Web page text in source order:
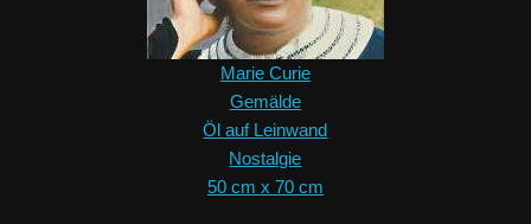
Marie Curie
Gemälde
Öl auf Leinwand
Nostalgie
50 cm x 70 cm